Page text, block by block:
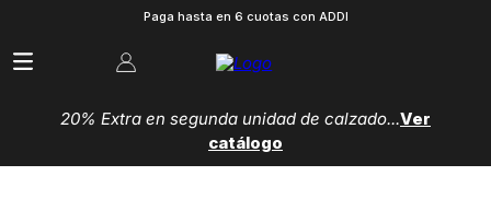
Paga hasta en 6 cuotas con ADDI
20% Extra en segunda unidad de calzado...Ver
catálogo